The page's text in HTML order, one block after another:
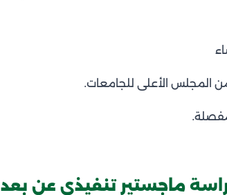
المجلس الأعلى للجامعات.
مفصلة.
ماجستير تنفيذي عن بعد